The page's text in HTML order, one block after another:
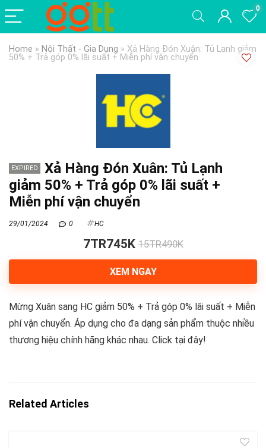
0
Home » Nội Thất - Gia Dụng » Xả Hàng Đón Xuân: Tủ Lạnh giảm
50% + Trả góp 0% lãi suất + Miễn phí vận chuyển
EXPIRED
Xả Hàng Đón Xuân: Tủ Lạnh
giảm 50% + Trả góp 0% lãi suất +
Miễn phí vận chuyển
29/01/2024 0 HC
7TR745K 15TR490K
XEM NGAY
Mừng Xuân sang HC giảm 50% + Trả góp 0% lãi suất + Miễn
phí vận chuyển. Áp dụng cho đa dạng sản phẩm thuộc nhiều
thương hiệu chính hãng khác nhau. Click tại đây!
Related Articles